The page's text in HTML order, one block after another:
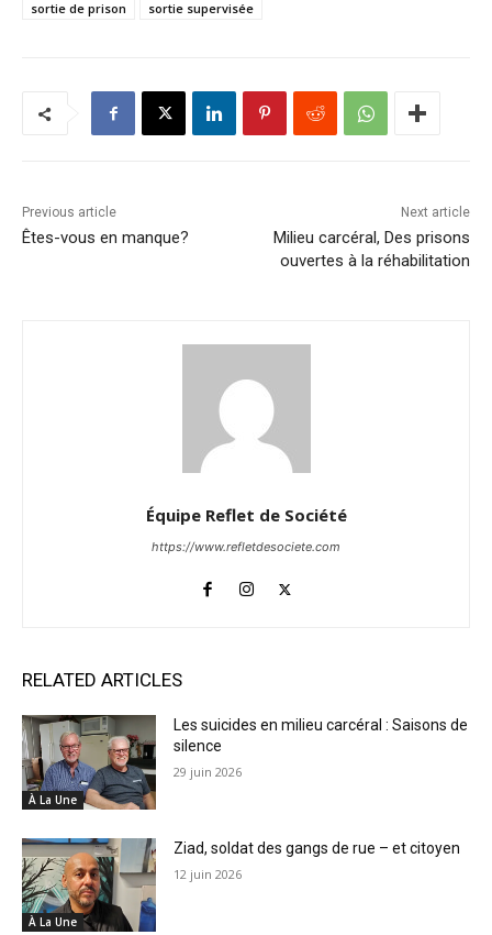
sortie de prison sortie supervisée
Previous article
Êtes-vous en manque?
Next article
Milieu carcéral, Des prisons
ouvertes à la réhabilitation
Équipe Reflet de Société
https://www.refletdesociete.com
RELATED ARTICLES
À La Une
Les suicides en milieu carcéral : Saisons de
silence
29 juin 2026
À La Une
Ziad, soldat des gangs de rue – et citoyen
12 juin 2026